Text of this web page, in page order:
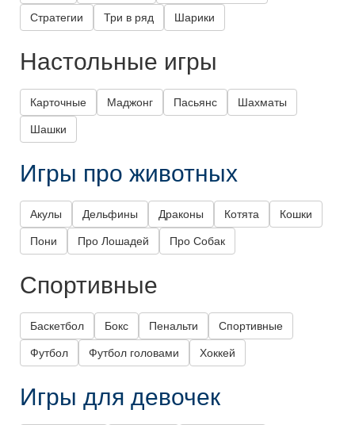
Стратегии Три в ряд Шарики
Настольные игры
Карточные Маджонг Пасьянс Шахматы
Шашки
Игры про животных
Акулы Дельфины Драконы Котята Кошки
Пони Про Лошадей Про Собак
Спортивные
Баскетбол Бокс Пенальти Спортивные
Футбол Футбол головами Хоккей
Игры для девочек